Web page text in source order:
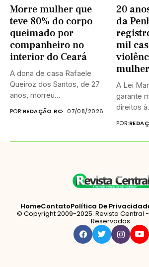
Morre mulher que
teve 80% do corpo
queimado por
companheiro no
interior do Ceará
A dona de casa Rafaele
Queiroz dos Santos, de 27
anos, morreu...
POR:REDAÇÃO RC 07/08/2026
20
da
mil
A Lei
garante
direitos
POR:
HomeContatoPolítica De
© Copyright 2009-2025. Revista Central
Reservados.